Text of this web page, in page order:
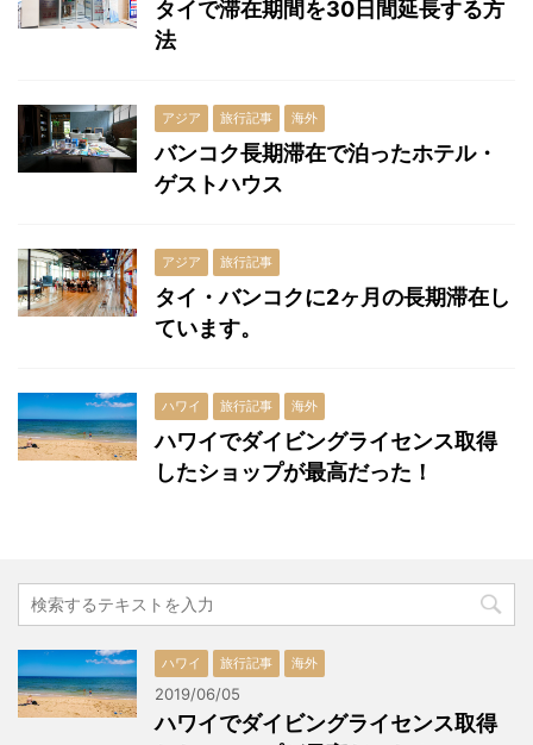
タイで滞在期間を30日間延長する方
法
アジア 旅行記事 海外
バンコク長期滞在で泊ったホテル・
ゲストハウス
アジア 旅行記事
タイ・バンコクに2ヶ月の長期滞在し
ています。
ハワイ 旅行記事 海外
ハワイでダイビングライセンス取得
したショップが最高だった！
ハワイ 旅行記事 海外
2019/06/05
ハワイでダイビングライセンス取得